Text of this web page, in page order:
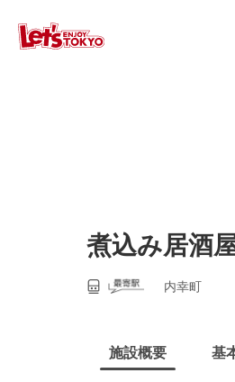
煮込み居酒
内幸町
施設概要 基